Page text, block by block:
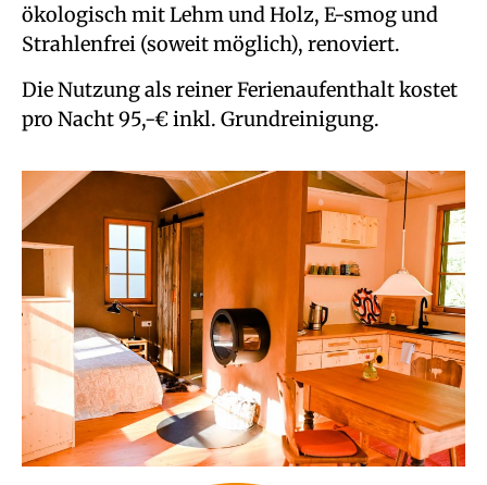
ökologisch mit Lehm und Holz, E-smog und
Strahlenfrei (soweit möglich), renoviert.
Die Nutzung als reiner Ferienaufenthalt kostet
pro Nacht 95,-€ inkl. Grundreinigung.